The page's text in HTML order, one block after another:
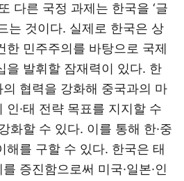
다른 국정 과제는 한국을 ‘글
는 것이다. 실제로 한국은 상
한 민주주의를 바탕으로 국제
을 발휘할 잠재력이 있다. 한
협력을 강화해 중국과의 마
인·태 전략 목표를 지지할 수
화할 수 있다. 이를 통해 한·중
해를 구할 수 있다. 한국은 태
증진함으로써 미국·일본·인